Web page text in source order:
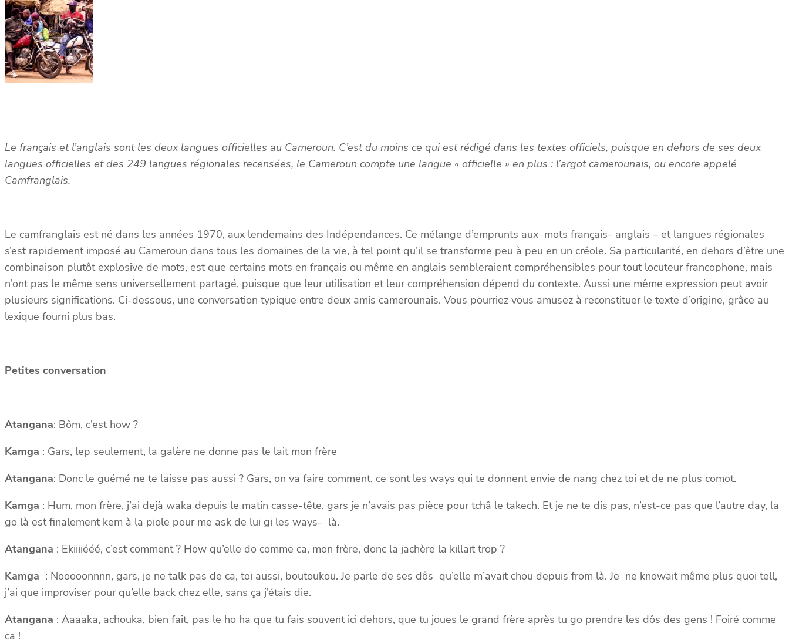
Le français et l’anglais sont les deux langues officielles au Cameroun. C’est du moins ce qui est rédigé dans les textes officiels, puisque en dehors de ses deux
langues officielles et des 249 langues régionales recensées, le Cameroun compte une langue « officielle » en plus : l’argot camerounais, ou encore appelé
Camfranglais.
Le camfranglais est né dans les années 1970, aux lendemains des Indépendances. Ce mélange d’emprunts aux mots français- anglais – et langues régionales
s’est rapidement imposé au Cameroun dans tous les domaines de la vie, à tel point qu’il se transforme peu à peu en un créole. Sa particularité, en dehors d’être une
combinaison plutôt explosive de mots, est que certains mots en français ou même en anglais sembleraient compréhensibles pour tout locuteur francophone, mais
n’ont pas le même sens universellement partagé, puisque que leur utilisation et leur compréhension dépend du contexte. Aussi une même expression peut avoir
plusieurs significations. Ci-dessous, une conversation typique entre deux amis camerounais. Vous pourriez vous amusez à reconstituer le texte d’origine, grâce au
lexique fourni plus bas.
Petites conversation
Atangana: Bôm, c’est how ?
Kamga : Gars, lep seulement, la galère ne donne pas le lait mon frère
Atangana: Donc le guémé ne te laisse pas aussi ? Gars, on va faire comment, ce sont les ways qui te donnent envie de nang chez toi et de ne plus comot.
Kamga : Hum, mon frère, j’ai dejà waka depuis le matin casse-tête, gars je n’avais pas pièce pour tchâ le takech. Et je ne te dis pas, n’est-ce pas que l’autre day, la
go là est finalement kem à la piole pour me ask de lui gi les ways- là.
Atangana : Ekiiiiééé, c’est comment ? How qu’elle do comme ca, mon frère, donc la jachère la killait trop ?
Kamga : Nooooonnnn, gars, je ne talk pas de ca, toi aussi, boutoukou. Je parle de ses dôs qu’elle m’avait chou depuis from là. Je ne knowait même plus quoi tell,
j’ai que improviser pour qu’elle back chez elle, sans ça j’étais die.
Atangana : Aaaaka, achouka, bien fait, pas le ho ha que tu fais souvent ici dehors, que tu joues le grand frère après tu go prendre les dôs des gens ! Foiré comme
ca !